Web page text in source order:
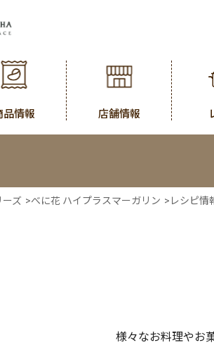
品情報 店舗情報
ーズ >べに花 ハイプラスマーガリン > レシピ情
様々なお料理やお